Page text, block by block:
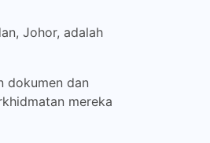
Johor, adalah
dokumen dan
mereka